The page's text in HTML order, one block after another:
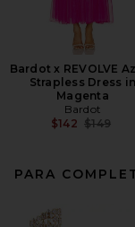
Bardot x REVOLVE
Strapless Dress in
Magenta
Bardot
$142 Previous
$149
PARA